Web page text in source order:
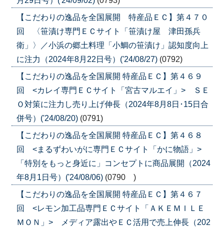
【こだわりの逸品を全国展開 特産品ＥＣ】第４７０
回 〈笹漬け専門ＥＣサイト「笹漬け屋 津田孫兵
衛」〉／小浜の郷土料理「小鯛の笹漬け」認知度向上
に注力（2024年8月22日号）('24/08/27) (0792)
【こだわりの逸品を全国展開 特産品ＥＣ】第４６９
回 <カレイ専門ＥＣサイト「宮古マルエイ」> ＳＥ
Ｏ対策に注力し売り上げ伸長（2024年8月8日･15日合
併号）('24/08/20) (0791)
【こだわりの逸品を全国展開 特産品ＥＣ】第４６８
回 <まるずわいがに専門ＥＣサイト「かに物語」>
「特別をもっと身近に」コンセプトに商品展開（2024
年8月1日号）('24/08/06) (0790 )
【こだわりの逸品を全国展開 特産品ＥＣ】第４６７
回 <レモン加工品専門ＥＣサイト「ＡＫＥＭＩＬＥ
ＭＯＮ」> メディア露出やＥＣ活用で売上伸長（202